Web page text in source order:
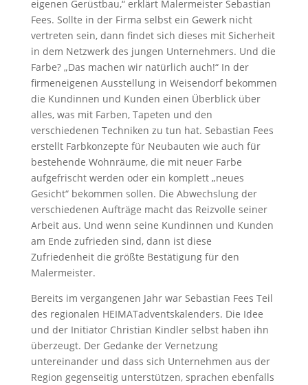
eigenen Gerüstbau,“ erklärt Malermeister Sebastian
Fees. Sollte in der Firma selbst ein Gewerk nicht
vertreten sein, dann findet sich dieses mit Sicherheit
in dem Netzwerk des jungen Unternehmers. Und die
Farbe? „Das machen wir natürlich auch!“ In der
firmeneigenen Ausstellung in Weisendorf bekommen
die Kundinnen und Kunden einen Überblick über
alles, was mit Farben, Tapeten und den
verschiedenen Techniken zu tun hat. Sebastian Fees
erstellt Farbkonzepte für Neubauten wie auch für
bestehende Wohnräume, die mit neuer Farbe
aufgefrischt werden oder ein komplett „neues
Gesicht“ bekommen sollen. Die Abwechslung der
verschiedenen Aufträge macht das Reizvolle seiner
Arbeit aus. Und wenn seine Kundinnen und Kunden
am Ende zufrieden sind, dann ist diese
Zufriedenheit die größte Bestätigung für den
Malermeister.
Bereits im vergangenen Jahr war Sebastian Fees Teil
des regionalen HEIMATadventskalenders. Die Idee
und der Initiator Christian Kindler selbst haben ihn
überzeugt. Der Gedanke der Vernetzung
untereinander und dass sich Unternehmen aus der
Region gegenseitig unterstützen, sprachen ebenfalls